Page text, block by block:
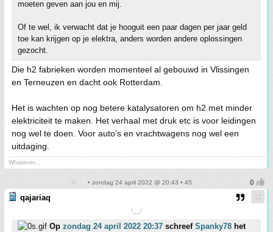
moeten geven aan jou en mij.
Of te wel, ik verwacht dat je hooguit een paar dagen per jaar geld
toe kan krijgen op je elektra, anders worden andere oplossingen
gezocht.
Die h2 fabrieken worden momenteel al gebouwd in Vlissingen
en Terneuzen en dacht ook Rotterdam.
Het is wachten op nog betere katalysatoren om h2 met minder
elektriciteit te maken. Het verhaal met druk etc is voor leidingen
nog wel te doen. Voor auto’s en vrachtwagens nog wel een
uitdaging.
Whatever...
• zondag 24 april 2022 @ 20:43 • 45
qajariaq
\__/
Op zondag 24 april 2022 20:37 schreef Spanky78 het